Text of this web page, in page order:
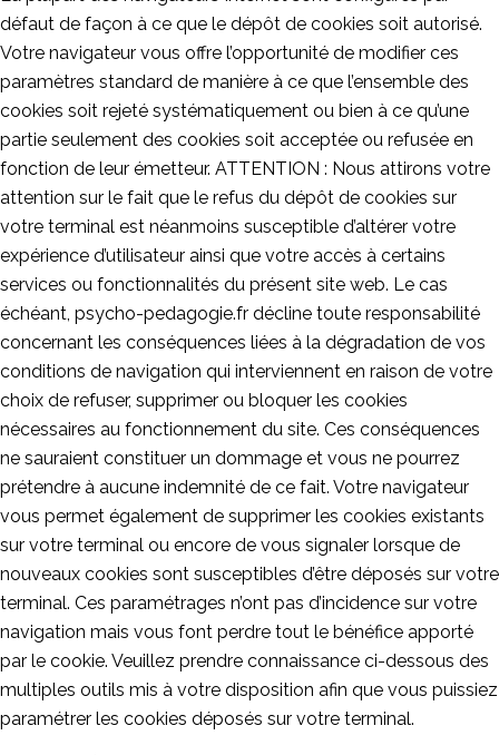
défaut de façon à ce que le dépôt de cookies soit autorisé.
Votre navigateur vous offre l’opportunité de modifier ces
paramètres standard de manière à ce que l’ensemble des
cookies soit rejeté systématiquement ou bien à ce qu’une
partie seulement des cookies soit acceptée ou refusée en
fonction de leur émetteur. ATTENTION : Nous attirons votre
attention sur le fait que le refus du dépôt de cookies sur
votre terminal est néanmoins susceptible d’altérer votre
expérience d’utilisateur ainsi que votre accès à certains
services ou fonctionnalités du présent site web. Le cas
échéant, psycho-pedagogie.fr décline toute responsabilité
concernant les conséquences liées à la dégradation de vos
conditions de navigation qui interviennent en raison de votre
choix de refuser, supprimer ou bloquer les cookies
nécessaires au fonctionnement du site. Ces conséquences
ne sauraient constituer un dommage et vous ne pourrez
prétendre à aucune indemnité de ce fait. Votre navigateur
vous permet également de supprimer les cookies existants
sur votre terminal ou encore de vous signaler lorsque de
nouveaux cookies sont susceptibles d’être déposés sur votre
terminal. Ces paramétrages n’ont pas d’incidence sur votre
navigation mais vous font perdre tout le bénéfice apporté
par le cookie. Veuillez prendre connaissance ci-dessous des
multiples outils mis à votre disposition afin que vous puissiez
paramétrer les cookies déposés sur votre terminal.